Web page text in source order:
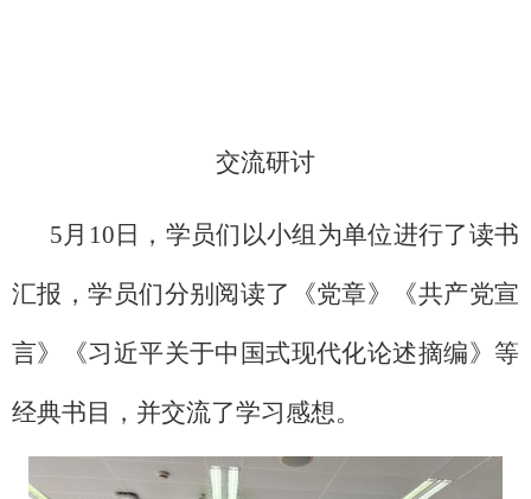
交流研讨
5月10日，学员们以小组为单位进行了读书
汇报，学员们分别阅读了《党章》《共产党宣
言》《习近平关于中国式现代化论述摘编》等
经典书目，并交流了学习感想。